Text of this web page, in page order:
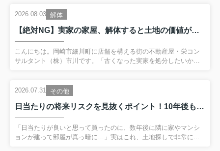
額田（ぬかた）エリアを中心に広がる**「おかざきかき氷街道」**
です！ 今回は、この「かき氷街道」の絶品かき氷と、岡崎市の魅
力について語ってみたいと思います。口の中でふわっと溶ける！
「おかざきかき氷街道」とは？ 「おかざきかき氷街道」
は、旧額田町の豊かな自然に囲まれた加盟店が参加する夏のグル
メプロジェクトです。ここのかき氷が特別な理由、それ...
2026.08.03 解体
【絶対NG】実家の家屋、解体すると土地の価値が暴落！？「再建築不可」の落とし穴と対策をわかりやすく解説します
こんにちは。岡崎市細川町に店舗を構える街の不動産屋・栄コン
サルタント（株）市川です。「古くなった実家を処分したいか
まうと「二度と新しい家が建てられない土地（再建築不可」にな
り、土地の価格がタダ同然まで暴落してしまうケースがあるのを
ご存じでしょうか？今回は、長年不動産に携わってきたプロの視
点から「解体によって土地の価格が暴落するメカニズム」と、絶
対に損をしないための対策をわかりやすく解説します。なぜ？
解体するだけで「再建築不可」になる２つのパターン「自分の土
2026.07.31 その他
日当たりの将来リスクを見抜くポイント！10年後も快適な日当たりを守る土地選びのコツを詳しく説明します
「日当たりが良いと思って買ったのに、数年後に隣に家やマンシ
ョンが建って部屋が真っ暗に…」実はこれ、土地探しで非常に多